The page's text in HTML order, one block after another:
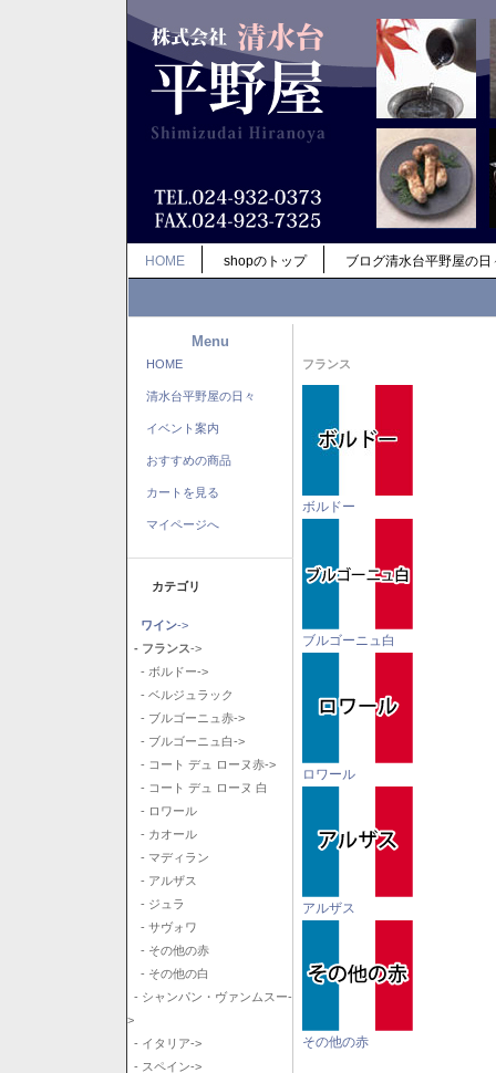
HOME shopのトップ ブログ清水台平野屋の日
Menu
HOME
清水台平野屋の日々
イベント案内
おすすめの商品
カートを見る
マイページへ
カテゴリ
ワイン->
- フランス->
- ボルドー->
- ベルジュラック
- ブルゴーニュ赤->
- ブルゴーニュ白->
- コート デュ ローヌ赤->
- コート デュ ローヌ 白
- ロワール
- カオール
- マディラン
- アルザス
- ジュラ
- サヴォワ
- その他の赤
- その他の白
- シャンパン・ヴァンムスー-
>
- イタリア->
- スペイン->
フランス
ボルドー
ブルゴーニュ白
ロワール
アルザス
その他の赤